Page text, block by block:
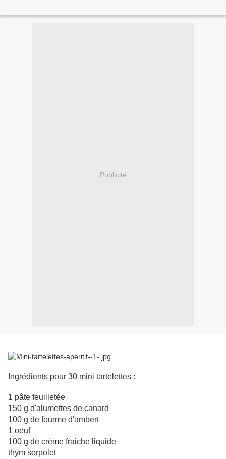
Publicité
Ingrédients pour 30 mini tartelettes :
1 pâte feuilletée
150 g d'alumettes de canard
100 g de fourme d'ambert
1 oeuf
100 g de crème fraiche liquide
thym serpolet